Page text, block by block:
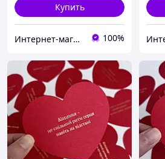
Купить
Интернет-магазин AWATCH 100%